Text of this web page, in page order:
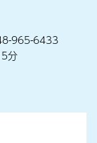
965-6433
分